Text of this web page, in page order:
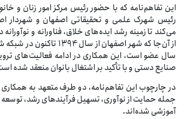
این تفاهم‌نامه که با حضور رئیس مرکز امور زنان و
رئیس شهرک علمی و تحقیقاتی اصفهان و شهردار
می‌کند تا زمینه رشد ایده‌های خلاق، فناورانه و نوآورانه
از آن‌جا که شهر اصفهان از سال 1394
سال عضو است، این همکاری در ادامه فعالیت‌های
صنایع دستی و با تأکید بر اشتغال بانوان منعقد شده است.
در چارچوب این تفاهم‌نامه، دو طرف متعهد به همکاری
جمله حمایت از نوآوری، تسهیل فرآیندهای رشد، توسعه
آموزشی شده‌اند.